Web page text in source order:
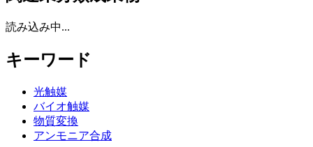
読み込み中...
キーワード
光触媒
バイオ触媒
物質変換
アンモニア合成